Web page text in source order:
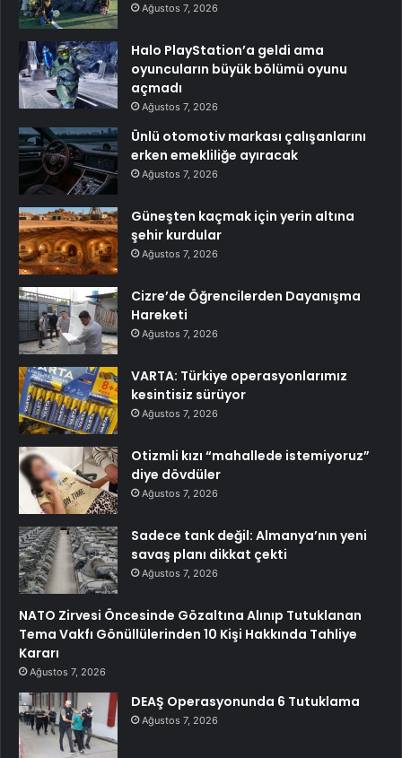
Ağustos 7, 2026
Halo PlayStation’a geldi ama
oyuncuların büyük bölümü oyunu
açmadı
Ağustos 7, 2026
Ünlü otomotiv markası çalışanlarını
erken emekliliğe ayıracak
Ağustos 7, 2026
Güneşten kaçmak için yerin altına
şehir kurdular
Ağustos 7, 2026
Cizre’de Öğrencilerden Dayanışma
Hareketi
Ağustos 7, 2026
VARTA: Türkiye operasyonlarımız
kesintisiz sürüyor
Ağustos 7, 2026
Otizmli kızı “mahallede istemiyoruz”
diye dövdüler
Ağustos 7, 2026
Sadece tank değil: Almanya’nın yeni
savaş planı dikkat çekti
Ağustos 7, 2026
NATO Zirvesi Öncesinde Gözaltına Alınıp Tutuklanan
Tema Vakfı Gönüllülerinden 10 Kişi Hakkında Tahliye
Kararı
Ağustos 7, 2026
DEAŞ Operasyonunda 6 Tutuklama
Ağustos 7, 2026